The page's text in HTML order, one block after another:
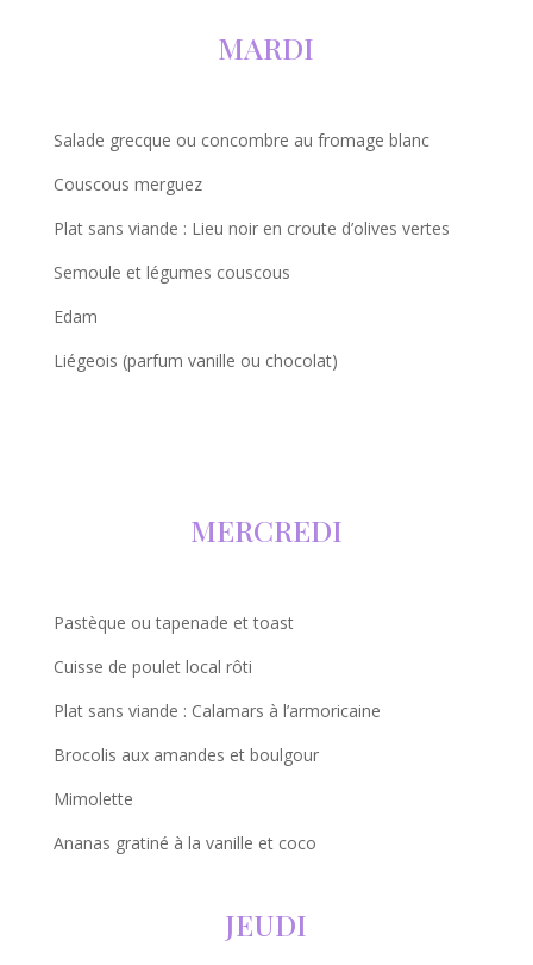
MARDI
Salade grecque ou concombre au fromage blanc
Couscous merguez
Plat sans viande : Lieu noir en croute d’olives vertes
Semoule et légumes couscous
Edam
Liégeois (parfum vanille ou chocolat)
MERCREDI
Pastèque ou tapenade et toast
Cuisse de poulet local rôti
Plat sans viande : Calamars à l’armoricaine
Brocolis aux amandes et boulgour
Mimolette
Ananas gratiné à la vanille et coco
JEUDI